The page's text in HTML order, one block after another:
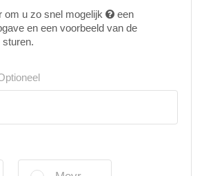
om u zo snel mogelijk
een
en een voorbeeld van de
sturen.